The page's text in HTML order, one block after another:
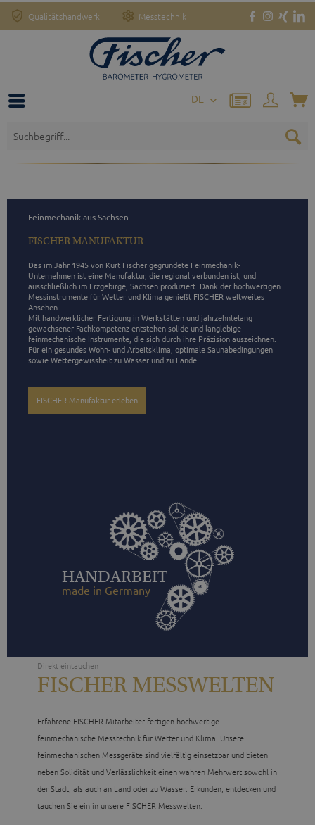
Qualitätshandwerk Messtechnik
DE
Direkt eintauchen
FISCHER MESSWELTEN
Erfahrene FISCHER Mitarbeiter fertigen hochwertige
feinmechanische Messtechnik für Wetter und Klima. Unsere
feinmechanischen Messgeräte sind vielfältig einsetzbar und bieten
neben Solidität und Verlässlichkeit einen wahren Mehrwert sowohl in
der Stadt, als auch an Land oder zu Wasser. Erkunden, entdecken und
tauchen Sie ein in unsere FISCHER Messwelten.
Feinmechanik aus Sachsen
FISCHER MANUFAKTUR
Das im Jahr 1945 von Kurt Fischer gegründete Feinmechanik-
Unternehmen ist eine Manufaktur, die regional verbunden ist, und
ausschließlich im Erzgebirge, Sachsen produziert. Dank der hochwertigen
Messinstrumente für Wetter und Klima genießt FISCHER weltweites
Ansehen.
Mit handwerklicher Fertigung in Werkstätten und jahrzehntelang
gewachsener Fachkompetenz entstehen solide und langlebige
feinmechanische Instrumente, die sich durch ihre Präzision auszeichnen.
Für ein gesundes Wohn- und Arbeitsklima, optimale Saunabedingungen
sowie Wettergewissheit zu Wasser und zu Lande.
FISCHER Manufaktur erleben
HANDARBEIT
made in Germany